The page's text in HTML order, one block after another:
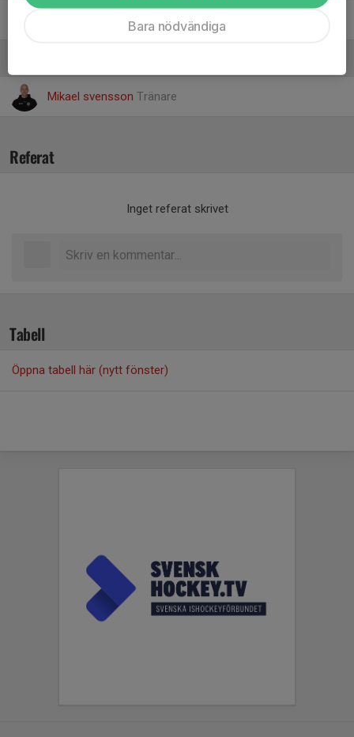
Mikael svensson Tränare
Referat
Inget referat skrivet
Tabell
Öppna tabell här (nytt fönster)
Bara nödvändiga